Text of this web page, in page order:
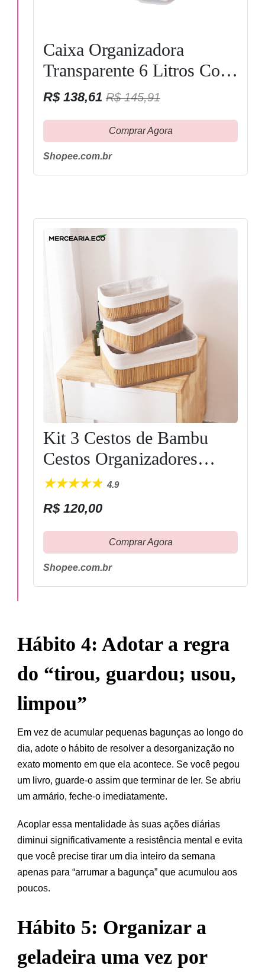
Caixa Organizadora
Transparente 6 Litros Com
Tampa E Trava
R$ 138,61 R$ 145,91
Comprar Agora
Shopee.com.br
Kit 3 Cestos de Bambu
Cestos Organizadores
Multiuso Organizador para
Casa com Forr de Algodão
4.9
R$ 120,00
Comprar Agora
Shopee.com.br
Hábito 4: Adotar a regra
do “tirou, guardou; usou,
limpou”
Em vez de acumular pequenas bagunças ao longo do
dia, adote o hábito de resolver a desorganização no
exato momento em que ela acontece. Se você pegou
um livro, guarde-o assim que terminar de ler. Se abriu
um armário, feche-o imediatamente.
Acoplar essa mentalidade às suas ações diárias
diminui significativamente a resistência mental e evita
que você precise tirar um dia inteiro da semana
apenas para “arrumar a bagunça” que acumulou aos
poucos.
Hábito 5: Organizar a
geladeira uma vez por